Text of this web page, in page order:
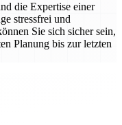
die Expertise einer
stressfrei und
Sie sich sicher sein,
Planung bis zur letzten